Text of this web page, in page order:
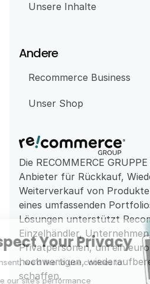
Die RECOMMERCE
Anbieter für Rückkauf,
Weiterverkauf von
eines umfassenden
Lösungen unterstützt
Einzelhändler,
Privatpersonen, um ein
hochwertigen,
schaffen.
Unsere Inhalte
Andere
Recommerce Business
Unser Shop